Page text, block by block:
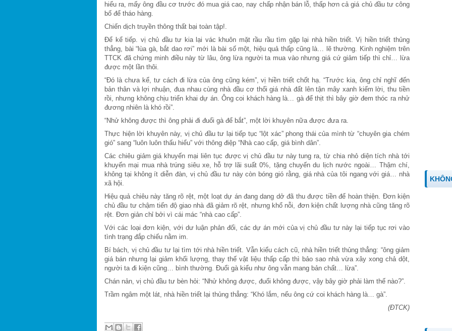
hiểu ra, mấy ông đầu cơ trước đó mua giá cao, nay chấp nhận bán lỗ, thấp hơn cả giá chủ đầu tư công
bố để tháo hàng.
Chiến dịch truyền thông thất bại toàn tập!.
Để kể tiếp. vị chủ đầu tư kia lại vác khuôn mặt rầu rầu tìm gặp lại nhà hiền triết. Vị hiền triết thủng
thẳng, bài “lùa gà, bắt dao rơi” mới là bài số một, hiệu quả thấp cũng là… lẽ thường. Kinh nghiệm trên
TTCK đã chứng minh điều này từ lâu, ông lừa người ta mua vào nhưng giá cứ giảm tiếp thì chỉ… lừa
được một lần thôi.
“Đó là chưa kể, tư cách đi lừa của ông cũng kém”, vị hiền triết chốt hạ. “Trước kia, ông chỉ nghĩ đến
bản thân và lợi nhuận, đua nhau cùng nhà đầu cơ thổi giá nhà đất lên tận mây xanh kiếm lời, thu tiền
rồi, nhưng không chịu triển khai dự án. Ông coi khách hàng là… gà để thịt thì bây giờ đem thóc ra nhử
đương nhiên là khó rồi”.
“Nhử không được thì ông phải đi đuổi gà để bắt”, một lời khuyên nữa được đưa ra.
Thực hiện lời khuyên này, vị chủ đầu tư lại tiếp tục “lột xác” phong thái của mình từ “chuyên gia chém
gió” sang “luôn luôn thấu hiểu” với thông điệp “Nhà cao cấp, giá bình dân”.
Các chiêu giảm giá khuyến mại liên tục được vị chủ đầu tư này tung ra, từ chia nhỏ diện tích nhà tới
khuyến mại mua nhà trúng siêu xe, hỗ trợ lãi suất 0%, tặng chuyến du lịch nước ngoài… Thậm chí,
không tại không ít diễn đàn, vị chủ đầu tư này còn bóng gió rằng, giá nhà của tôi ngang với giá… nhà
xã hội.
Hiệu quả chiêu này tăng rõ rệt, một loạt dự án đang dang dở đã thu được tiền để hoàn thiện. Đơn kiện
chủ đầu tư chậm tiến độ giao nhà đã giảm rõ rệt, nhưng khổ nỗi, đơn kiện chất lượng nhà cũng tăng rõ
rệt. Đơn giản chỉ bởi vì cái mác “nhà cao cấp”.
Với các loại đơn kiện, với dư luận phản đối, các dự án mới của vị chủ đầu tư này lại tiếp tục rơi vào
tình trạng đắp chiếu nằm im.
Bí bách, vị chủ đầu tư lại tìm tới nhà hiền triết. Vẫn kiểu cách cũ, nhà hiền triết thủng thẳng: “ông giảm
giá bán nhưng lại giảm khối lượng, thay thế vật liệu thấp cấp thì bảo sao nhà vừa xây xong chả dột,
người ta đi kiện cũng… bình thường. Đuổi gà kiểu như ông vẫn mang bản chất… lừa”.
Chán nản, vị chủ đầu tư bèn hỏi: “Nhử không được, đuổi không được, vậy bây giờ phải làm thế nào?”.
Trầm ngâm một lát, nhà hiền triết lại thủng thẳng: “Khó lắm, nếu ông cứ coi khách hàng là… gà”.
(ĐTCK)